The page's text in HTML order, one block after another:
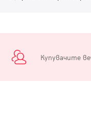
Купувачите